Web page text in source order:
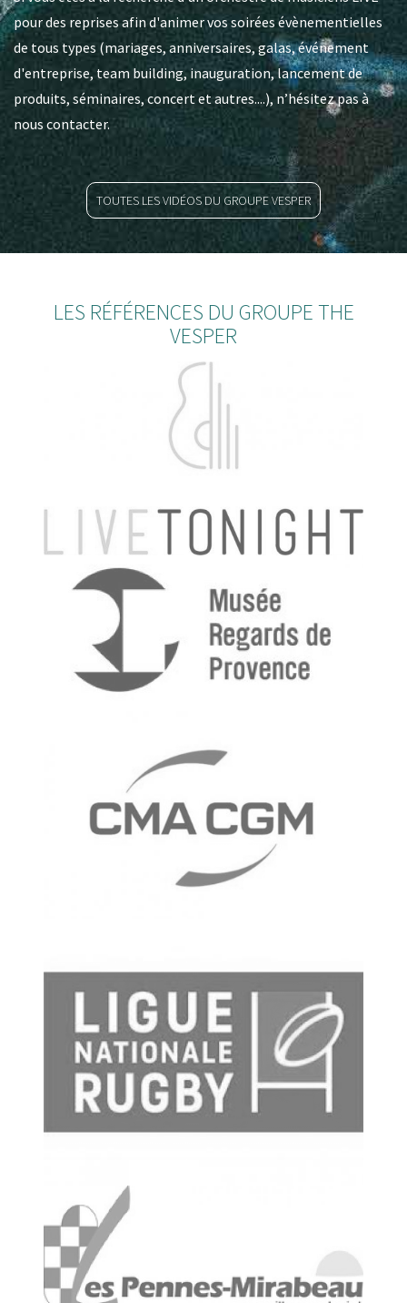
pour des reprises afin d'animer vos soirées évènementielles
de tous types (mariages, anniversaires, galas, événement
d'entreprise, team building, inauguration, lancement de
produits, séminaires, concert et autres....), n’hésitez pas à
nous contacter.
TOUTES LES VIDÉOS DU GROUPE VESPER
LES RÉFÉRENCES DU GROUPE THE
VESPER